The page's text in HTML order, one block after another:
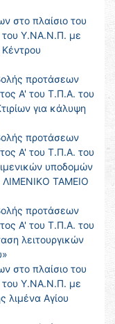
στο πλαίσιο του
του Υ.ΝΑ.Ν.Π. με
προτάσεων
Α' του Τ.Π.Α. του
για κάλυψη
προτάσεων
Α' του Τ.Π.Α. του
υποδομών
ΤΑΜΕΙΟ
προτάσεων
Α' του Τ.Π.Α. του
λειτουργικών
στο πλαίσιο του
του Υ.ΝΑ.Ν.Π. με
λιμένα Αγίου